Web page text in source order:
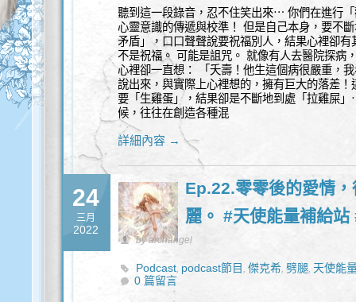
聽到這一段錄音，忍不住笑出來⋯ 你們在進行
心靈意識的傳遞與校準！ 但是自己本身，要不
矛盾」，口口聲聲說要祝福別人，結果心裡卻
不是祝福。 可能是詛咒。 就像有人去醫院探病
心裡卻一直想： 「夭壽！他生這個病很嚴重，
說出來，與實際上心裡想的，擁有巨大的落差
要「生雞蛋」，結果卻是不斷地到處「拉雞屎
候，往往在創造各種混
詳細內容 →
24
三月
2022
Ep.22.零零後的愛情
麗。 #天使能量補給
by archangel
Podcast, podcast節目 ,傑克希,劈腿, 天使能
愛自己,渣男
0 篇留言